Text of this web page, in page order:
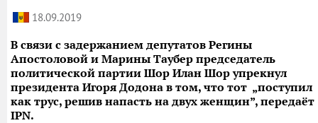
18.09.2019
В связи с задержанием депутатов Регины
Апостоловой и Марины Таубер председатель
политической партии Шор Илан Шор упрекнул
президента Игоря Додона в том, что тот „поступил
как трус, решив напасть на двух женщин”, передаёт
IPN.